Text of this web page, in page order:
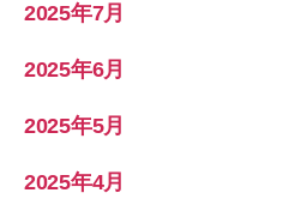
2025年7月
2025年6月
2025年5月
2025年4月